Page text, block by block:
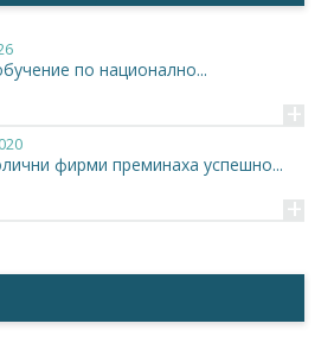
по национално...
+
фирми преминаха успешно...
+